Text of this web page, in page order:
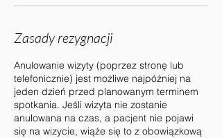
Zasady rezygnacji
Anulowanie wizyty (poprzez stronę lub
telefonicznie) jest możliwe najpóźniej na
jeden dzień przed planowanym terminem
spotkania. Jeśli wizyta nie zostanie
anulowana na czas, a pacjent nie pojawi
się na wizycie, wiąże się to z obowiązkową